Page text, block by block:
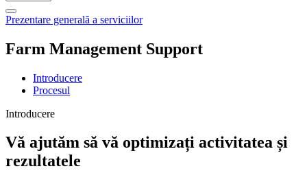
Prezentare generală a serviciilor
Farm Management Support
Introducere
Procesul
Introducere
Vă ajutăm să vă optimizați activitatea și
rezultatele